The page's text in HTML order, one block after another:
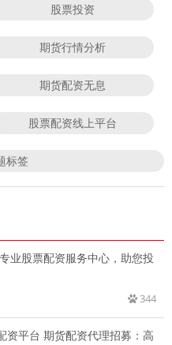
股票投资
期货行情分析
期货配资无息
股票配资线上平台
标签
业股票配资服务中心，助您投
344
资平台 期货配资代理招募：高